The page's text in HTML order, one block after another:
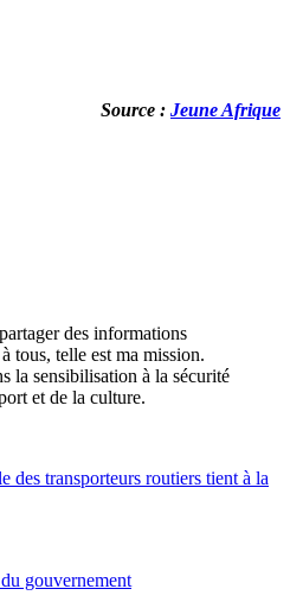
Source : Jeune Afrique
des informations
tous, telle est ma mission.
la sensibilisation à la sécurité
et de la culture.
des transporteurs routiers tient à la
gouvernement